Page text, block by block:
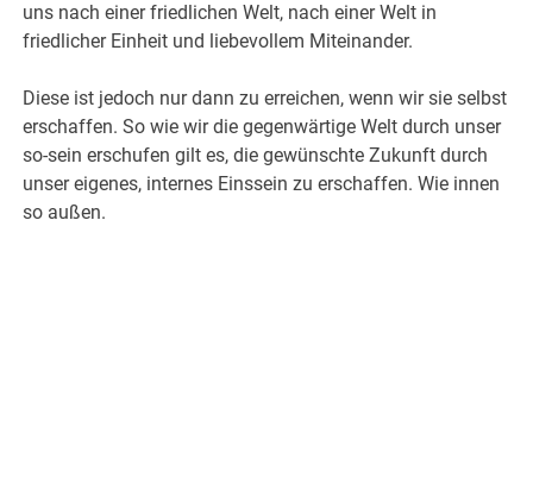
uns nach einer friedlichen Welt, nach einer Welt in
friedlicher Einheit und liebevollem Miteinander.
Diese ist jedoch nur dann zu erreichen, wenn wir sie selbst
erschaffen. So wie wir die gegenwärtige Welt durch unser
so-sein erschufen gilt es, die gewünschte Zukunft durch
unser eigenes, internes Einssein zu erschaffen. Wie innen
so außen.